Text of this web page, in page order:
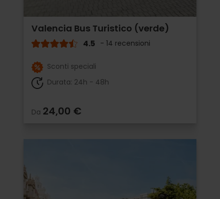
Valencia Bus Turistico (verde)
4.5 - 14 recensioni
Sconti speciali
Durata: 24h - 48h
Da 24,00 €